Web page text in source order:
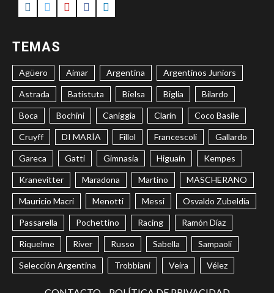
Instagram
TwitterYoutubeFacebook
LinkedIn
TEMAS
Agüero Aimar Argentina Argentinos Juniors
Astrada Batistuta Bielsa Biglia Bilardo
Boca Bochini Caniggia Clarín Coco Basile
Cruyff DI MARÍA Fillol Francescoli Gallardo
Gareca Gatti Gimnasia Higuaín Kempes
Kranevitter Maradona Martino MASCHERANO
Mauricio Macri Menotti Messi Osvaldo Zubeldía
Passarella Pochettino Racing Ramón Díaz
Riquelme River Russo Sabella Sampaoli
Selección Argentina Trobbiani Veira Vélez